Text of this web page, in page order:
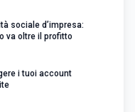
sociale d’impresa:
va oltre il profitto
i tuoi account